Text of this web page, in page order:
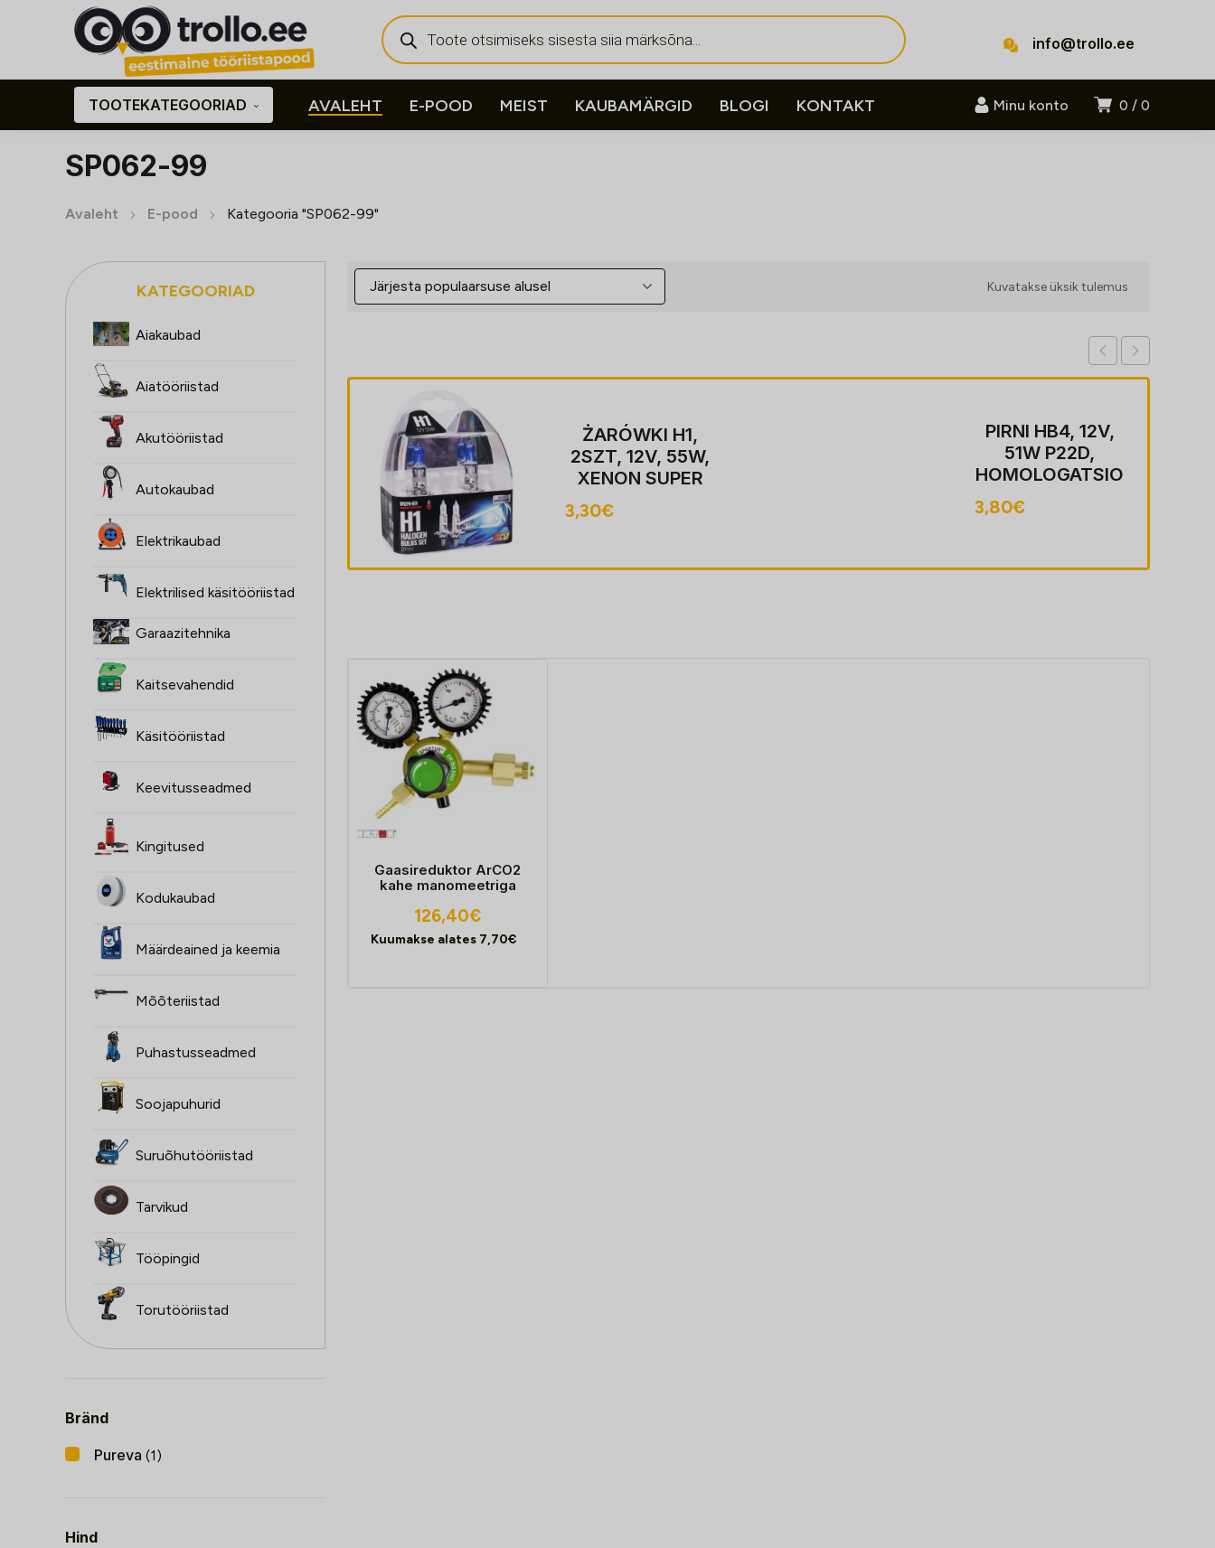
Products
search
info@trollo.ee
0 0
Minu konto
TOOTEKATEGOORIAD AVALEHT E-POOD MEIST KAUBAMÄRGID BLOGI KONTAKT
SP062-99
Avaleht E-pood Kategooria "SP062-99"
KATEGOORIAD
Aiakaubad
Aiatööriistad
Akutööriistad
Autokaubad
Elektrikaubad
Elektrilised käsitööriistad
Garaazitehnika
Kaitsevahendid
Käsitööriistad
Keevitusseadmed
Kingitused
Kodukaubad
Määrdeained ja keemia
Mõõteriistad
Puhastusseadmed
Soojapuhurid
Suruõhutööriistad
Tarvikud
Tööpingid
Torutööriistad
Bränd
Pureva (1)
Hind
Kuvatakse üksik tulemus
ŻARÓWKI H4,
SUPER valge
HOMOLOGACJA
ŻARÓWKI H1,
2SZT, 12V, 55W,
XENON SUPER
valge P14,5S,
4000K,
3,30€
PIRNI HB4, 12V,
51W P22D,
HOMOLOGATSIO
3,80€
Gaasireduktor ArCO2
kahe manomeetriga
126,40€
Kuumakse alates 7,70€